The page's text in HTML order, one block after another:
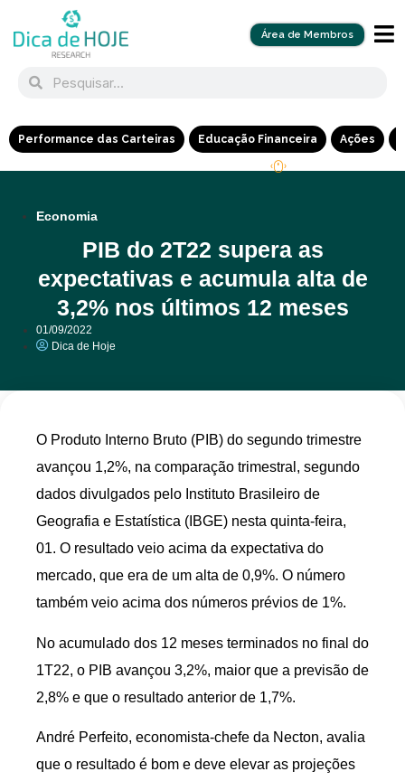
Área de Membros
Performance das Carteiras Educação Financeira Ações
Economia
PIB do 2T22 supera as
expectativas e acumula alta de
3,2% nos últimos 12 meses
01/09/2022
Dica de Hoje
O Produto Interno Bruto (PIB) do segundo trimestre
avançou 1,2%, na comparação trimestral, segundo
dados divulgados pelo Instituto Brasileiro de
Geografia e Estatística (IBGE) nesta quinta-feira,
01. O resultado veio acima da expectativa do
mercado, que era de um alta de 0,9%. O número
também veio acima dos números prévios de 1%.
No acumulado dos 12 meses terminados no final do
1T22, o PIB avançou 3,2%, maior que a previsão de
2,8% e que o resultado anterior de 1,7%.
André Perfeito, economista-chefe da Necton, avalia
que o resultado é bom e deve elevar as projeções